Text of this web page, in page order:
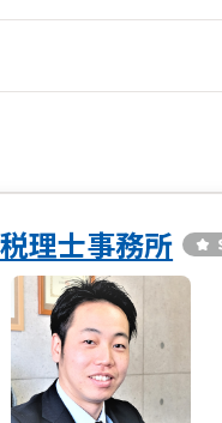
情報を共有する仕組みと
しては、すべての資料
有していただく方やエ
されるので細かな帳票
しない方などがござい
にてお伺いさせていた
理士事務所